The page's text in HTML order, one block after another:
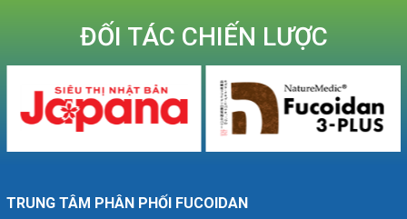
ĐỐI TÁC CHIẾN LƯỢC
TRUNG TÂM PHÂN PHỐI FUCOIDAN